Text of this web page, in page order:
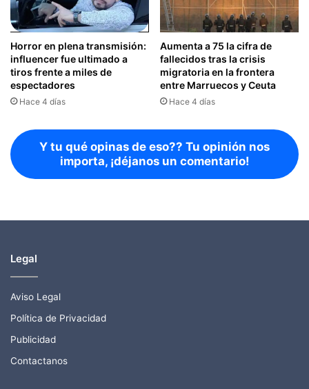
Horror en plena transmisión:
influencer fue ultimado a
tiros frente a miles de
espectadores
Hace 4 días
Aumenta a 75 la cifra de
fallecidos tras la crisis
migratoria en la frontera
entre Marruecos y Ceuta
Hace 4 días
Y tu qué opinas de eso?? Tu opinión nos
importa, ¡déjanos un comentario!
Legal
Aviso Legal
Política de Privacidad
Publicidad
Contactanos